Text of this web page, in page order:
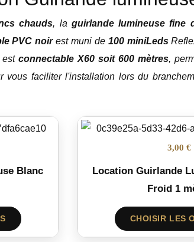
chauds, la guirlande lumineuse fine
PVC noirest muni de 100 miniLeds
est connectable X60 soit 600 mètres,
vous faciliter l'installation lors du
Blanc
3,00 €
Location Guirlande
Froid 1
CHOISIR LES